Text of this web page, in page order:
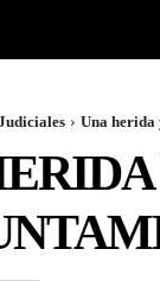
Una herida